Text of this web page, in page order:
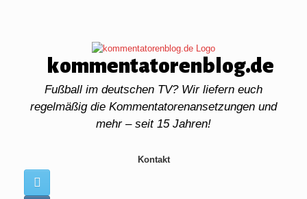
kommentatorenblog.de
Fußball im deutschen TV? Wir liefern euch
regelmäßig die Kommentatorenansetzungen und
mehr – seit 15 Jahren!
Kontakt